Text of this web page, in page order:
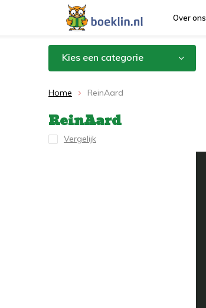
Over ons
Kies een categorie
Home ReinAard
ReinAard
Vergelijk